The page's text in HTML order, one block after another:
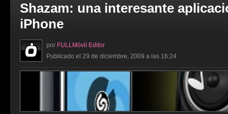
Shazam: una interesante
iPhone
por FULLMóvil Editor
Publicado el 29 de diciembre, 2009 a las 16:24